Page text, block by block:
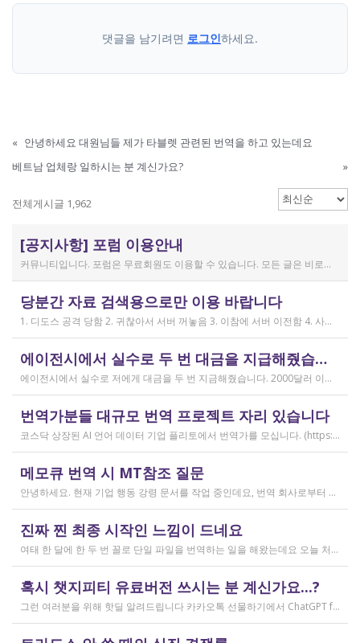
댓글을 남기려면 로그인하세요.
« 안녕하세요 대원님들 제가 타블렛 관련된 번역을 하고 있는데요
베트남 업체랑 일하시는 분 계신가요?
»
전체게시글 1,962
[공지사항] 포럼 이용안내
커뮤니티입니다. 포럼은 무료회원도 이용할 수 있습니다. 모든 글은 비로그인 사용자에게도 공개됩니다. 감사합니다.
당분간 자료 검색용으로만 이용 바랍니다
1. 디도스 공격 당함 2. 귀찮아서 서버 꺼놓음 3. 이참에 서버 이전함 4. 사라진 데이터는 없는 것 확인했는데, 일부 DB 설정이 활성화 안됨 5. 고칠 수는 있는데, 저희 집 신생아 협조 필요 6. 신생아가 협조하지 않음 현재 새글 쓰기, 신규 가입, 덧글 달기 등은 막아 두었습니다 언제든 3월 18일 전후 시점으로 롤백될 수 있습니다 디도스 공격은 10평짜리 구녕가게에 사람을 1만명 보내 영업방해를 하는 것과 같은 기법입니다. 왜 디도스 공격을 그렇게까지 열정적으로 하는가? 이것이 심해진 시점이 제가 출산하러 간다고 블라그에 글을 쓴 직후입니다. 적절한 비유인지 모르겠는데 암퇘지도 출산 후에는 도축 안 하지 않나 싶고요 옛날 같으면 이렇게 순하게 살지 않을 것인데, 요새 드는 생각이 좀 있습니다 사람은 노력해 봤자고, 사실 모든 능력치는 정해졌고 발현만 기다리는 것이 전부가 아닐까요 어떤 사람은 노력의 고점이 디도스 공격인 것입니다 그 애미도 한때는 가능성의 김칫국을 사발째 드링킹하며 키웠겠지요 저한테도 이 사이트를 유지할 유인이 있음은 말씀드렸으니 잘 이용해 주시면 그만인 것이고 시간 나시거든 디도스 공격자도 긍휼히 여겨 주시길 바랍니다
작성일
2026.04.15
에이전시에서 실수로 두 번 대금을 지급해줬습니다
에이전시에서 실수로 저에게 대금을 두 번 지금해줬습니다. 2000달러 이상을 두 번 wise로 지급받았습니다;;;; 에이전시에서 wise측으로 중복입금으로 인한 입금 취소 문의를 했는데 불가능하다고 답변을 받았다고 저에게 문의해달라고 하여, 저도 wise에 문의를 했지만, 입금자 정보를 알려준다면 취소 가능한 것 처럼 말하다가 결국 완료된 송금이라 취소가 불가능하다는 답변을 최종 전달받았습니다. 잘 쓰지 않는 계정이라 대금은 그대로 있는데 이 경우 제가 에이전시 계좌로 2000달러를 직접 재송금해도 문제가 없을까요..?? 추후 제 수익으로 잡혀서 세금문제나 기타 다른 사항이 복잡해질 것 같아서 wise에서 취소해주길 간절히 바랬는데ㅜㅜㅜ 이런경험이 있으시다면 어떻게 해결하셨나요ㅠㅠㅠ;;;
작성일
2026.04.04
번역가분들 대규모 번역 프로젝트 자리 있습니다
코스닥 상장된 AI 언어 데이터 기업 플리토에서 번역가를 모십니다. (https://startups.koraia.org/company/297) • 번역할 내용: 일상 대화, 일반 문장 중심의 단문 데이터 (전문지식 불필요) • 참여 프로젝트: 단문 번역(Human Translation) • 모집 언어쌍: 한국어 <> 다국어 • 목적: AI 학습용 데이터셋 구축 • 근무 형태: 재택 근무(학생, 프리랜서 번역가 환영) • 근무방법: Flitto 플랫폼 또는 엑셀 파일을 이용하여 작업 진행 - 파일 1개당 약 9,800단어 (언어쌍별 상이) - 파일 단위로 작업하며 1개만 참여도 가능 (이후 추가 참여 선택 가능) - 파일 1개 번역에 약 3~4일 데드라인 부여 - 파일 1개 번역 시 약 180,000원 ~ 386,000원 수준 (언어쌍별 상이) - 정산은 월 1회 지급 (플리토 정산 기준) - 프로젝트 기간: 약 1~3개월 (자율 참여) ★작업 단가: 한국어 → 스페인어: 9,800단어, 38.4원/단어, 파일 1개 완료 시 약 376,800원 스페인어 → 한국어: 9,800단어, 33.8원/단어, 파일 1개 완료 시 약 331,000원 한국어 → 러시아어: 9,800단어, 26.1원/단어, 파일 1개 완료 시 약 255,000원 한국어 → 중국어(간체): 9,800단어, 23.0원/단어, 파일 1개 완료 시 약 225,000원 중국어(간체) → 한국어: 16,800글자, 18.4원/글자, 파일 1개 완료 시 약 309,000원 한국어 → 중국어(번체): 9,800단어, 26.1원/단어, 파일 1개 완료 시 약 255,000원 중국어(번체) → 한국어: 16,800글자, 23.0원/글자, 파일 1개 완료 시 약 386,000원 한국어 → 베트남어: 9,800단어, 18.4원/단어, 파일 1개 완료 시 약 180,000원 베트남어 → 한국어: 9,800단어, 23.0원/단어, 파일 1개 완료 시 약 225,000원 *실제 업무시 수령 금액은 단가 및 작업량에 따라 위 금액과 차이가 있을 수 있습니다. *플리토 플랫폼(작업 툴) 작업 시 상응하는 포인트로 단가가 지급됩니다. 다음 링크로 신청 부탁드립니다: https://form.jotform.com/253371208518456?source_channel=albamon
메모큐 번역 시 MT참조 질문
안녕하세요. 현재 기업 행동 강령 문서를 작업 중인데요, 번역 회사로부터 메모큐 서버에서 메모큐 파일을 받았습니다. 번역회사에서 아이디와 비밀번호를 받아서 작업을 하는데 데스크탑 메모큐가 무료 버전이어서인지 이것저것 만져보다 보니(TM(만들어서 처음 해보는 문서 얼라인 시도), 라이브독스, 텀베이스등 눌러보는 행위) 밑의 사진과 같이 번역메모리 연결도 안된다고 하고 분명 어떤 파일에도 체크가 안 되어있는데 하나의 파일로만 연결 가능하다고 해서... 데스크탑 메모큐에서는 번역이 어렵다고 판단하여 그대로 이중언어 파일을 익스포트 해서 트라도스로 번역했습니다. (얼라인먼트 기능 사용해 2023년의 공식 한글 번역을 레퍼런스로 번역) 그랬더니 (메모큐에선 단순했던 코드가 트라도스에 복잡하게 나타나더라고요 아무튼 이것들을 해결하고 QA도 돌리고 나서...) 이중언어 파일을 메모큐에서 받으려다 보니 또 Free mode issue로 지원하지 않는 기능이라고 하더라고요. 그래서... 웹 메모큐를 사용해 태초부터 번역을 진행 중인데, 자동 번역으로 MT가 뜨는 걸 딸깍딸깍하고 확정 중이었는데 뭔가 이래도 되나 하는 생각이 들어서 질문하러 왔습니다. (이렇게 뜨는 걸 딸깍 확정 딸깍 확정 반복...) 클라이언트가 가이드라인을 주진 않았고 처음 파일을 줄 때 그 회사의 텀베이스가 연결된 파일을 줘서 그거 기반으로 한글 뜻이 맞으면 맞는 가이드라인이겠거니 하고 있는데 문장 부호나 말투나 뭔가 좀 기계번역의 날것을 적용하고 있다는 생각이 들어서... 이럴 땐 어떻게 해야하는지 여쭤보고 싶어요. 제가 트라도스로 번역한 세그먼트를 메모큐 타겟 세그먼트에 복붙하면 오류가 나는데 그냥 코드를 빼고 제가 트라도스에서 번역한걸 메모큐로 손수 옮겨야 할까요..!! 오늘 새벽 내내 기술 배우라는게 다른게 아니라 이걸 잘 알아두라는 말이었구나 하면서 깨달음을 얻었습니다...
진짜 찐 최종 시작인 느낌이 드네요
여태 한 달에 한 두 번 꼴로 단일 파일을 번역하는 일을 해왔는데요 오늘 처음으로 모 회사에서 트라도스 패키지 파일로 전달하는 일을!!! 주셔서 열어봤습니다. ...너무 떨리네요 원래 타겟 세그먼트에 아무것도 없었는데, NMT나 100프로 매치로 채워져있고 그래요 맨 처음 일을 받고 돈을 받았을 때가 커리어의 시작이라고 생각했는데 몇 달 동안 그런 식으로 많으면 두 세개 정도의 일을 받다가 오늘 나름 볼륨 있는 업무를 맡게 되니까 뭔가 커리어의 [진짜_찐_시작_최종] 같고 긴장되네요 잘 해내고 싶어서 떨리고,,,,,, 잘 할 수 있을까 싶고 크아악 다들 2월에 일 잘 해내고 계신가요 여태껏 검색 기능을 사용해 눈팅만 해왔는데 산번혁 회원님들의 번역가 라이프는 어떻게 굴러가고 있는지 궁금하네요 호호호
2026.02.20
혹시 챗지피티 유료버전 쓰시는 분 계신가요...?
그런 여러분을 위해 핫딜 알려드립니다 카카오톡 선물하기에서 ChatGPT for Kakao 쳐서 들어가 보시면 한달에 200달러짜리 프로 버전을 2만9천원에 팔고 있습니다. 이벤트 성이라서 계속 판매는 안 할 것 같고 5개 구매 제한도 있긴 하지만, 어차피 3만원씩 내고 플러스 버전 쓰시고 계시다면 같은 가격에 프로 써보는 것도 나쁘지 않을 것 같아요 ㅎㅎ 저도 혹시 사기 아닌가 긴가민가했는데 진짜 프로 버전 맞더라고요.